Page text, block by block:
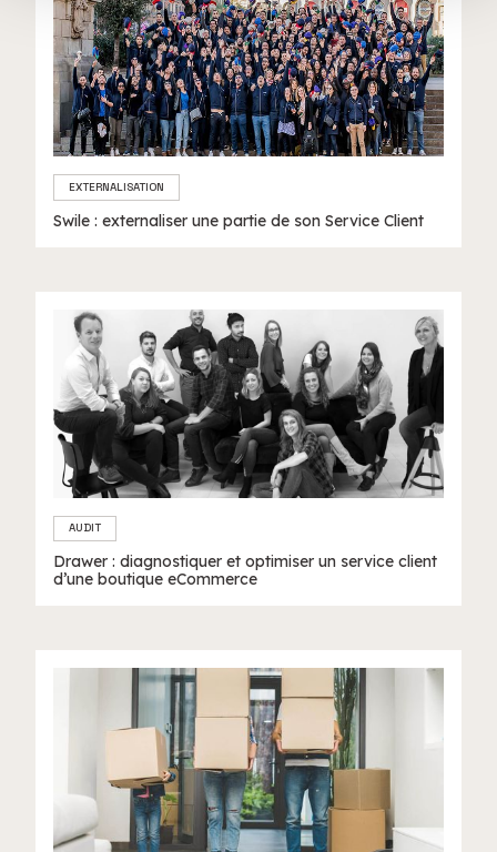
services.
EXTERNALISATION
Swile : externaliser une partie de son Service Client
AUDIT
Drawer : diagnostiquer et optimiser un service client
d’une boutique eCommerce